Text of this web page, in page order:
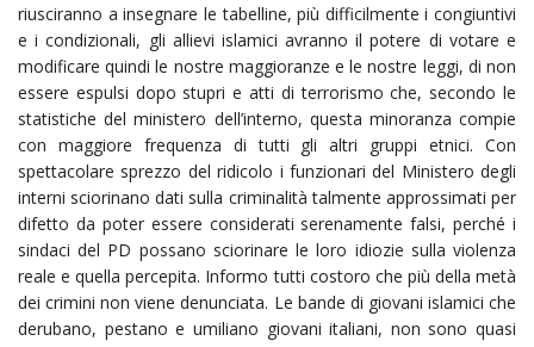
riusciranno a insegnare le tabelline, più difficilmente i congiuntivi
e i condizionali, gli allievi islamici avranno il potere di votare e
modificare quindi le nostre maggioranze e le nostre leggi, di non
essere espulsi dopo stupri e atti di terrorismo che, secondo le
statistiche del ministero dell’interno, questa minoranza compie
con maggiore frequenza di tutti gli altri gruppi etnici. Con
spettacolare sprezzo del ridicolo i funzionari del Ministero degli
interni sciorinano dati sulla criminalità talmente approssimati per
difetto da poter essere considerati serenamente falsi, perché i
sindaci del PD possano sciorinare le loro idiozie sulla violenza
reale e quella percepita. Informo tutti costoro che più della metà
dei crimini non viene denunciata. Le bande di giovani islamici che
derubano, pestano e umiliano giovani italiani, non sono quasi